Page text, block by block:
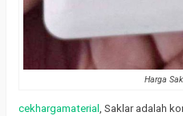
Harga
cekhargamaterial
, Saklar adalah